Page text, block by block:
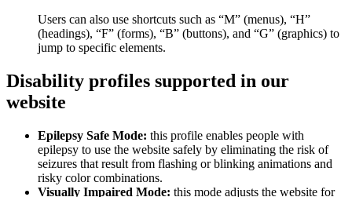
Users can also use shortcuts such as “M” (menus), “H”
(headings), “F” (forms), “B” (buttons), and “G” (graphics) to
jump to specific elements.
Disability profiles supported in our
website
Epilepsy Safe Mode: this profile enables people with
epilepsy to use the website safely by eliminating the risk of
seizures that result from flashing or blinking animations and
risky color combinations.
Visually Impaired Mode: this mode adjusts the website for